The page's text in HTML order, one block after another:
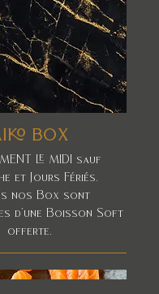
BOX
LE MIDI sauf
et Jours Fériés.
nos Box sont
d'une Boisson Soft
offerte.